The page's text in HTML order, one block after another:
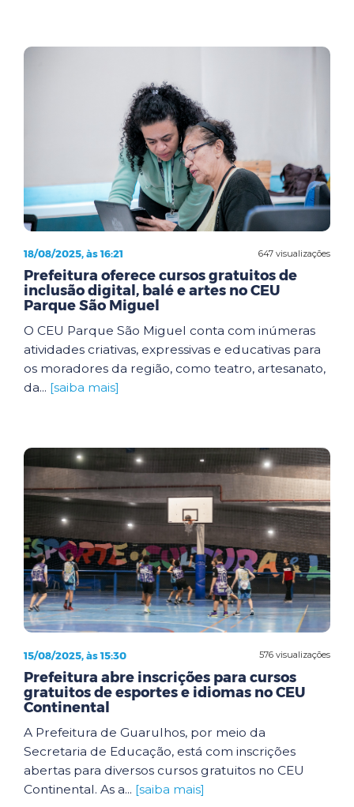
647 visualizações
18/08/2025, às 16:21
Prefeitura oferece cursos gratuitos de
inclusão digital, balé e artes no CEU
Parque São Miguel
O CEU Parque São Miguel conta com inúmeras
atividades criativas, expressivas e educativas para
os moradores da região, como teatro, artesanato,
da... [saiba mais]
576 visualizações
15/08/2025, às 15:30
Prefeitura abre inscrições para cursos
gratuitos de esportes e idiomas no CEU
Continental
A Prefeitura de Guarulhos, por meio da
Secretaria de Educação, está com inscrições
abertas para diversos cursos gratuitos no CEU
Continental. As a... [saiba mais]